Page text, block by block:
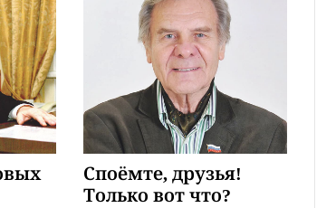
Споёмте, друзья!
Только вот что?